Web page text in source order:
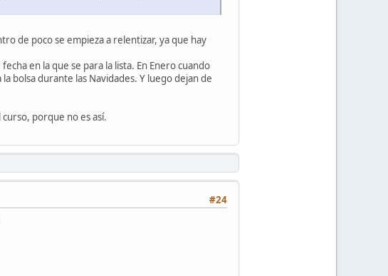
de poco se empieza a relentizar, ya que hay
en la que se para la lista. En Enero cuando
bolsa durante las Navidades. Y luego dejan de
porque no es así.
#24